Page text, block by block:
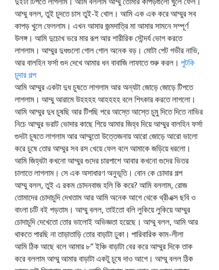
আম্মু বলল, তুই চুদতে চাস তুই-ই খোল। আমি এক এক করে আম্মুর সব
কাপড় খুলে ফেললাম। এখন আমার জন্মদাত্রি মা আমার সামনে সম্পূর্ণ
উলঙ্গ। আমি দুচোখ ভরে মার রূপ আর শারীরিক সৌন্দর্য ভোগ করতে
লাগলাম। আম্মুর দুধগুলো গোল গোল অনেক বড়। মোটা পেট গভীর নাভি,
আর বালহিন ফর্সা গুদ দেখে আমার ধন বাবাজি লাফাতে শুরু করল। পুটকি
চুদার গল্প
আমি আম্মুর একটা দুধ চুষতে লাগলাম আর অন্যটা জোড়ে জোড়ে টিপতে
লাগলাম। আম্মু আরামে উহহহহ আহহহহ বলে শিৎকার করতে লাগলো।
আমি আম্মুর দুধ চুষছি আর টিপছি পরে আস্তে আস্তে চুমু দিতে দিতে নাভির
নিচে আম্মুর ভরাট ভোদার কাছে গিয়ে আমার জিহ্ব দিয়ে আম্মুর বালহিন ফর্সা
গুদটা চুষতে লাগলাম আর আম্মুতো উত্তেজনায় আরো জোড়ে আরো ভালো
করে চুষে তোর আম্মুর সব রস খেয়ে ফেল বলে আমাকে জড়িয়ে ধরলো।
আমি জিহ্বটা কখনো আম্মুর গুদের চারপাশে আবার কখনো গুদের ভিতর
চালাতে লাগলাম। সে এক অসাধারণ অনুভূতি। বোন কে চোদার গল্প
আম্মু বলল, তুই এ রকম চোদনবাজ হলি কি করে? আমি বললাম, রোজ
তোমাদের চোদাচুদি দেখতাম আর আমি অনেক আগে থেকে থ্রীএক্স ছবি ও
বাংলা চটি বই পড়তাম। আম্মু বলল, তাইতো বলি লুকিয়ে লুকিয়ে আম্মুর
চোদাচুদি দেখেতো তোর ভালোই অভিজ্ঞতা হয়েছে। আম্মু বলল, আমি আর
থাকতে পারছি না তাড়াতাড়ি তোর বাড়াটা ঢুকা। পারিবারিক কাম-লীলা
আমি ঠিক আছে বলে আমার ৮” ইঞ্চি বাড়াটা বের করে আম্মুর দিকে তাক
করে বললাম আম্মু আমার বাড়াটা একটু চুষে দাও আগে। আম্মু বলল ঠিক